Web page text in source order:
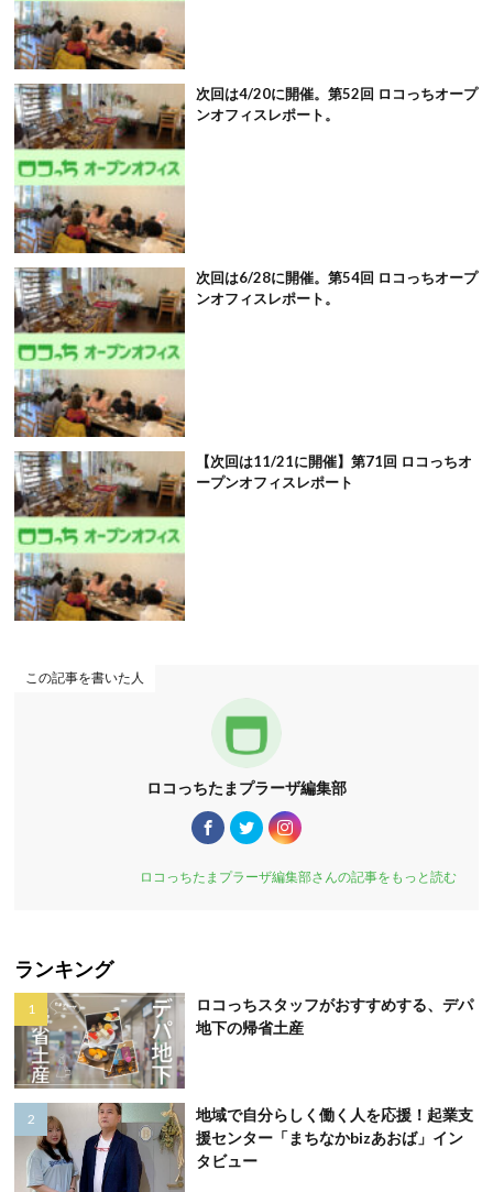
次回は4/20に開催。第52回 ロコっちオープ
ンオフィスレポート。
次回は6/28に開催。第54回 ロコっちオープ
ンオフィスレポート。
【次回は11/21に開催】第71回 ロコっちオ
ープンオフィスレポート
この記事を書いた人
ロコっちたまプラーザ編集部
ロコっちたまプラーザ編集部さんの記事をもっと読む
ランキング
ロコっちスタッフがおすすめする、デパ
地下の帰省土産
地域で自分らしく働く人を応援！起業支
援センター「まちなかbizあおば」イン
タビュー